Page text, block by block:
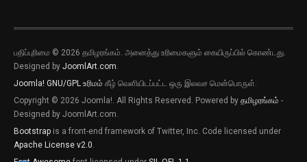
பதிப்புரிமை © 2026 தமிழரங்கம். அனைத்து உரிமைகளும் கையிருப்பில் கொண்டது.
Designed by JoomlArt.com.
Joomla! GNU/GPL உரிமம் கீழ் வெளியிடப்பட்ட ஒரு இலவச மென்பொருள்.
Copyright © 2026 Joomla!. All Rights Reserved. Powered by தமிழரங்கம் -
Designed by JoomlArt.com.
Bootstrap is a front-end framework of Twitter, Inc. Code licensed under
Apache License v2.0.
புதிய இடுகைகளுக்கான அறிவிப்புகளை
பெறவிரும்பின் விருப்பு அழுத்தியை அழுத்தி
தெரிவிக்கவும்